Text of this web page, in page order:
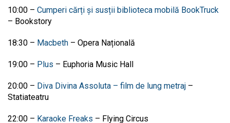
10:00 – Cumperi cărți și susții biblioteca mobilă BookTruck
– Bookstory
18:30 – Macbeth – Opera Națională
19:00 – Plus – Euphoria Music Hall
20:00 – Diva Divina Assoluta – film de lung metraj –
Statiateatru
22:00 – Karaoke Freaks – Flying Circus